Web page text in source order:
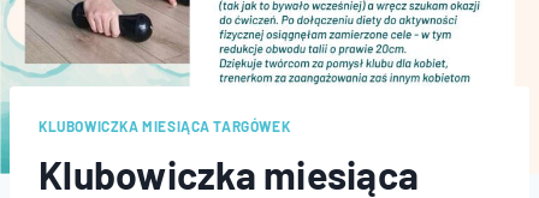
KLUBOWICZKA MIESIĄCA TARGÓWEK
Klubowiczka miesiąca